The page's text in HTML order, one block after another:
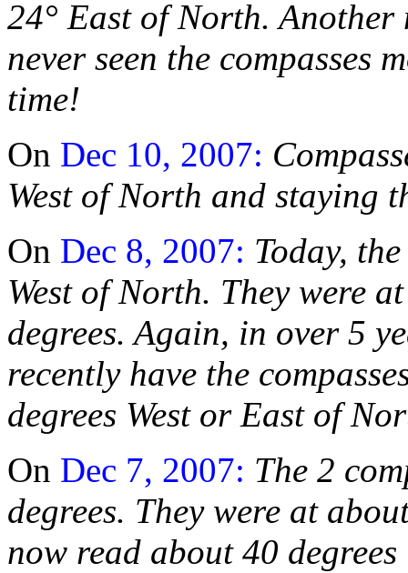
24° East of North.
never seen the compasses
time!
On Dec 10, 2007:
West of North and staying
On Dec 8, 2007: Today,
West of North. They were
degrees. Again, in over 5
recently have the
degrees West or East of
On Dec 7, 2007: The 2
degrees. They were at
now read about 40